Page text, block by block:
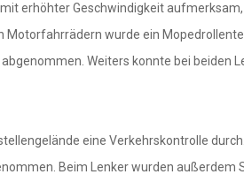
erhöhter Geschwindigkeit
Motorfahrrädern wurde ein
Weiters konnte bei beiden
eine Verkehrskontrolle
Beim Lenker wurden außerdem